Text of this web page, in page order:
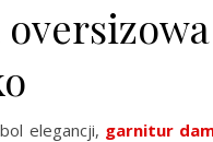
elegancji, garnitur